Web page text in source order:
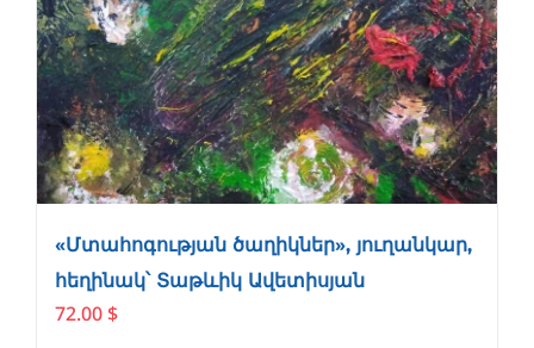
«Մտահոգության ծաղիկներ», յուղանկար,
հեղինակ՝ Տաթևիկ Ավետիսյան
72.00 $